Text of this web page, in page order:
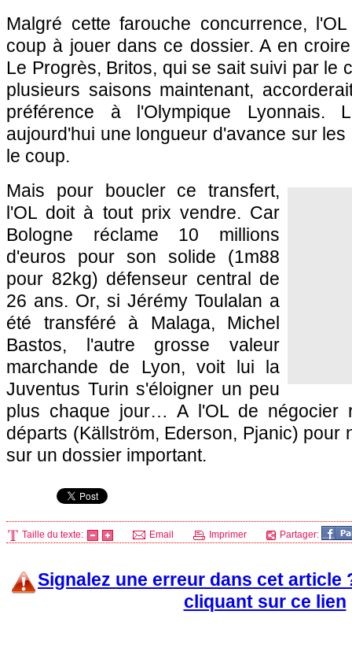
Malgré cette farouche concurrence, l'OL
coup à jouer dans ce dossier. A en
Le Progrès, Britos, qui se sait suivi par le
plusieurs saisons maintenant,
préférence à l'Olympique Lyonnais.
aujourd'hui une longueur d'avance sur
le coup.
Mais pour boucler ce transfert,
l'OL doit à tout prix vendre. Car
Bologne réclame 10 millions
d'euros pour son solide (1m88
pour 82kg) défenseur central de
26 ans. Or, si Jérémy Toulalan a
été transféré à Malaga, Michel
Bastos, l'autre grosse valeur
marchande de Lyon, voit lui la
Juventus Turin s'éloigner un peu
plus chaque jour… A l'OLde négocier
départs (Källström, Ederson, Pjanic) pour
sur un dossier important.
Taille du texte: Email Imprimer Partager:
Signalez une erreur dans cet article
cliquant sur ce lien